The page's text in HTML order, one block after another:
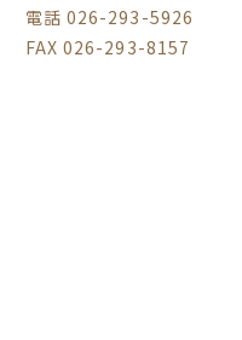
電話 026-293-5926
FAX 026-293-8157